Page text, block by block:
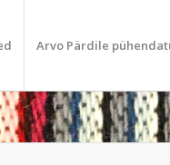
Arvo Pärdile